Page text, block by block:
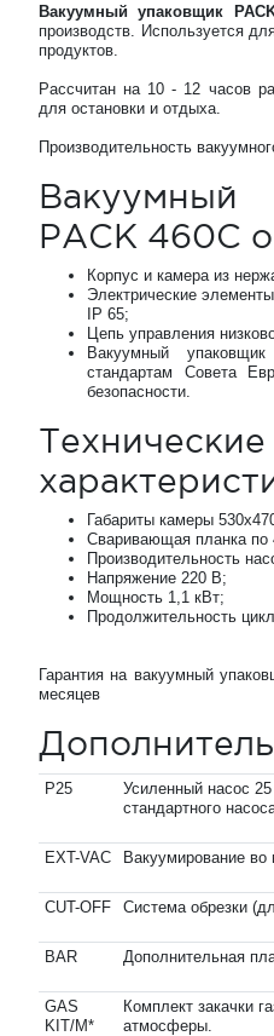
Вакуумный упаковщик
производств. Используется
продуктов.
Рассчитан на 10 - 12 часов
для остановки и отдыха.
Производительность
PACK 460C
Корпус и камера из
Электрические
IP 65;
Цепь управления
Вакуумный
стандартам Совета
безопасности.
Технические
Габариты камеры
Сваривающая планка по
Производительность
Напряжение 220 В;
Мощность 1,1 кВт;
Продолжительность
Гарантия на вакуумный
месяцев
P25
Усиленный насос
стандартного
EXT-VAC Вакуумирование во
CUT-OFF Система обрезки
BAR Дополнительная
GAS
KIT/M*
Комплект закачки
атмосферы.